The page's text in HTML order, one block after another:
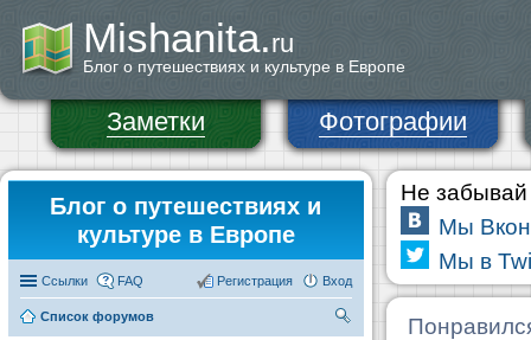
Mishanita.ru
Блог о путешествиях и культуре в Европе
Заметки Фотографии
Блог о путешествиях и
культуре в Европе
Ссылки FAQ Вход
Регистрация
Список форумов
Не забывай
Мы
Мы в